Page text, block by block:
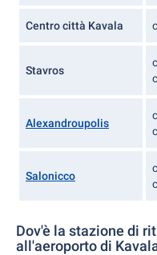
Centro città Kavala
Stavros
Alexandroupolis
Salonicco
Dov'è la stazione di
all'aeroporto di